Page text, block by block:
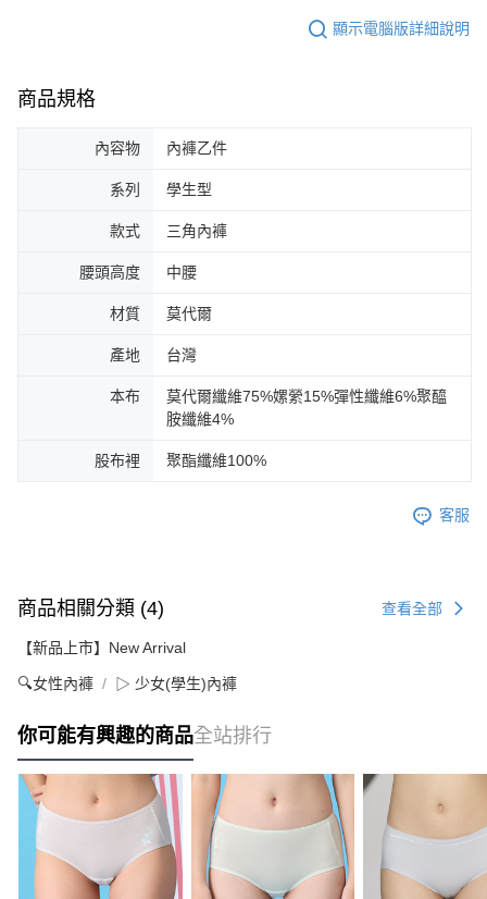
顯示電腦版詳細說明
商品規格
內容物 內褲乙件
系列 學生型
款式 三角內褲
腰頭高度 中腰
材質 莫代爾
產地 台灣
本布
莫代爾纖維75%嫘縈15%彈性纖維6%聚醯
胺纖維4%
股布裡 聚酯纖維100%
客服
商品相關分類 (4) 查看全部
【新品上市】New Arrival
🔍女性內褲 ▷ 少女(學生)內褲
你可能有興趣的商品全站排行